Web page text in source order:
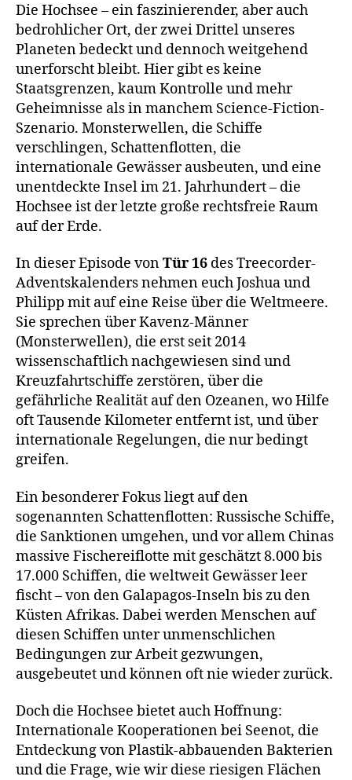
Die Hochsee – ein faszinierender, aber auch
bedrohlicher Ort, der zwei Drittel unseres
Planeten bedeckt und dennoch weitgehend
unerforscht bleibt. Hier gibt es keine
Staatsgrenzen, kaum Kontrolle und mehr
Geheimnisse als in manchem Science-Fiction-
Szenario. Monsterwellen, die Schiffe
verschlingen, Schattenflotten, die
internationale Gewässer ausbeuten, und eine
unentdeckte Insel im 21. Jahrhundert – die
Hochsee ist der letzte große rechtsfreie Raum
auf der Erde.
In dieser Episode vonTür 16 des Treecorder-
Adventskalenders nehmen euch Joshua und
Philipp mit auf eine Reise über die Weltmeere.
Sie sprechen über Kavenz-Männer
(Monsterwellen), die erst seit 2014
wissenschaftlich nachgewiesen sind und
Kreuzfahrtschiffe zerstören, über die
gefährliche Realität auf den Ozeanen, wo Hilfe
oft Tausende Kilometer entfernt ist, und über
internationale Regelungen, die nur bedingt
greifen.
Ein besonderer Fokus liegt auf den
sogenannten Schattenflotten: Russische Schiffe,
die Sanktionen umgehen, und vor allem Chinas
massive Fischereiflotte mit geschätzt 8.000 bis
17.000 Schiffen, die weltweit Gewässer leer
fischt – von den Galapagos-Inseln bis zu den
Küsten Afrikas. Dabei werden Menschen auf
diesen Schiffen unter unmenschlichen
Bedingungen zur Arbeit gezwungen,
ausgebeutet und können oft nie wieder zurück.
Doch die Hochsee bietet auch Hoffnung:
Internationale Kooperationen bei Seenot, die
Entdeckung von Plastik-abbauenden Bakterien
und die Frage, wie wir diese riesigen Flächen